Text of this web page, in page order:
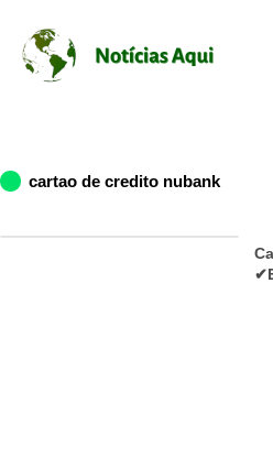
cartao de credito nubank